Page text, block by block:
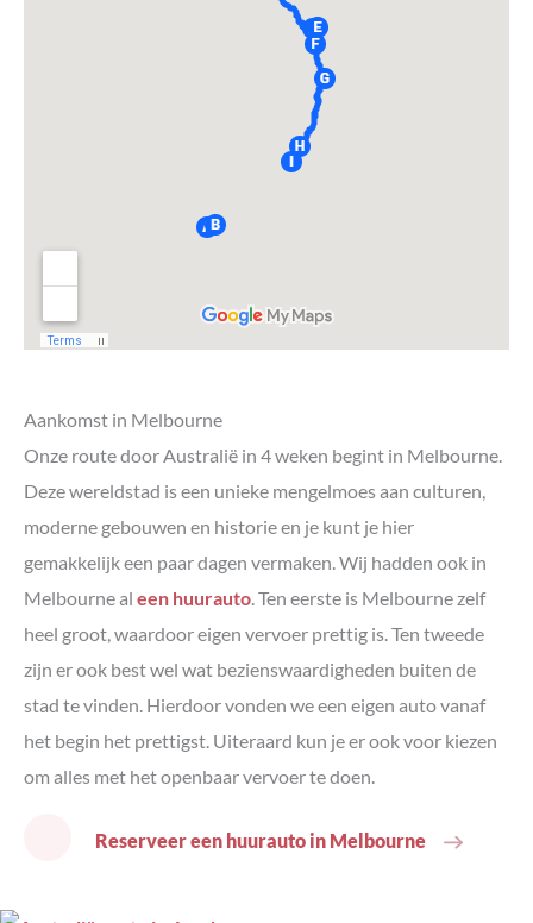
Aankomst in Melbourne
Onze route door Australië in 4 weken begint in Melbourne.
Deze wereldstad is een unieke mengelmoes aan culturen,
moderne gebouwen en historie en je kunt je hier
gemakkelijk een paar dagen vermaken. Wij hadden ook in
Melbourne al een huurauto. Ten eerste is Melbourne zelf
heel groot, waardoor eigen vervoer prettig is. Ten tweede
zijn er ook best wel wat bezienswaardigheden buiten de
stad te vinden. Hierdoor vonden we een eigen auto vanaf
het begin het prettigst. Uiteraard kun je er ook voor kiezen
om alles met het openbaar vervoer te doen.
Reserveer een huurauto in Melbourne